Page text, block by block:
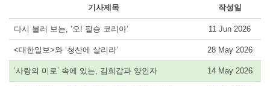
기사제목 작성일
다시 불러 보는, ‘오! 필승 코리아’ 11 Jun 2026
<대한일보>와 ‘청산에 살리라’ 28 May 2026
‘사랑의 미로’ 속에 있는, 김희갑과 양인자 14 May 2026